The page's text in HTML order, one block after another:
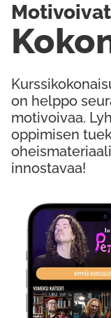
on helppo
motivoivaa.
oppimisen
innostavaa!
Motivoivat